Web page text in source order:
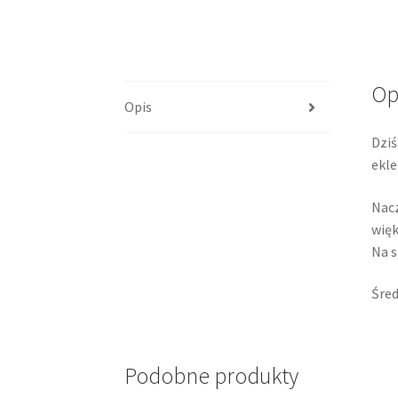
Opis
Na
Podobne produkty